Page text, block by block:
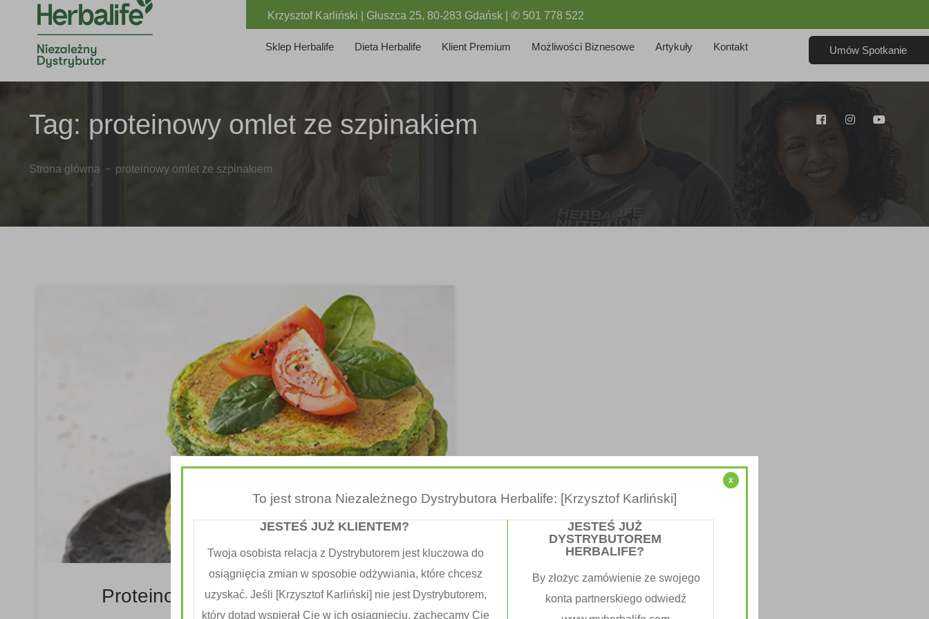
Krzysztof Karliński | Głuszca 25, 80-283 Gdańsk | ✆ 501 778 522
Sklep Herbalife Dieta Herbalife Klient Premium Możliwości Biznesowe Artykuły Kontakt Umów Spotkanie
Tag: proteinowy omlet ze szpinakiem
Strona główna proteinowy omlet ze szpinakiem
Proteinowy Omlet Ze Szpinakiem
x
To jest strona Niezależnego Dystrybutora Herbalife: [Krzysztof Karliński]
JESTEŚ JUŻ KLIENTEM?
Twoja osobista relacja z Dystrybutorem jest kluczowa do
osiągnięcia zmian w sposobie odżywiania, które chcesz
uzyskać. Jeśli [Krzysztof Karliński] nie jest Dystrybutorem,
który dotąd wspierał Cię w ich osiągnięciu, zachęcamy Cię
JESTEŚ JUŻ
DYSTRYBUTOREM
HERBALIFE?
By złożyc zamówienie ze swojego
konta partnerskiego odwiedź